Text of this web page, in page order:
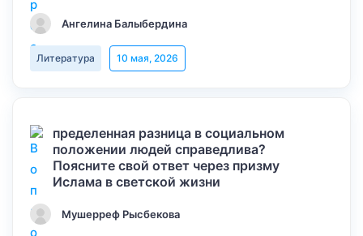
Ангелина Балыбердина
Литература 10 мая, 2026
пределенная разница в социальном
положении людей справедлива?
Поясните свой ответ через призму
Ислама в светской жизни
Мушерреф Рысбекова